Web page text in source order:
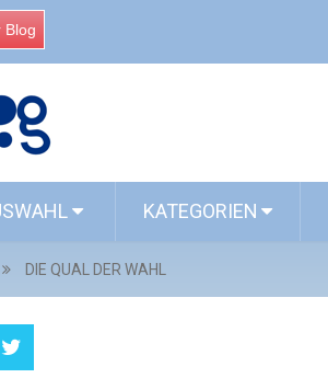
Blog
KATEGORIEN
DIE QUAL DER WAHL